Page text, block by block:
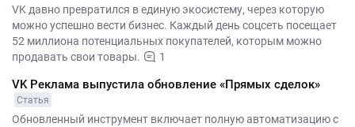
VK давно превратился в единую экосистему, через которую
можно успешно вести бизнес. Каждый день соцсеть посещает
52 миллиона потенциальных покупателей, которым можно
продавать свои товары.
1
VK Реклама выпустила обновление «Прямых сделок»
Статья
Обновленный инструмент включает полную автоматизацию с